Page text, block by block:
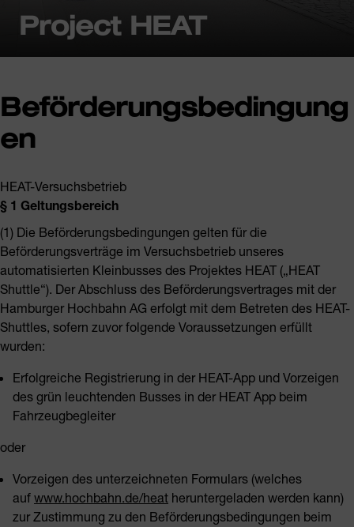
Project HEAT
Beförderungsbedingung
en
HEAT-Versuchsbetrieb
§ 1 Geltungsbereich
(1) Die Beförderungsbedingungen gelten für die
Beförderungsverträge im Versuchsbetrieb unseres
automatisierten Kleinbusses des Projektes HEAT („HEAT
Shuttle“). Der Abschluss des Beförderungsvertrages mit der
Hamburger Hochbahn AG erfolgt mit dem Betreten des HEAT-
Shuttles, sofern zuvor folgende Voraussetzungen erfüllt
wurden:
Erfolgreiche Registrierung in der HEAT-App und Vorzeigen
des grün leuchtenden Busses in der HEAT App beim
Fahrzeugbegleiter
oder
Vorzeigen des unterzeichneten Formulars (welches
auf www.hochbahn.de/heat heruntergeladen werden kann)
zur Zustimmung zu den Beförderungsbedingungen beim